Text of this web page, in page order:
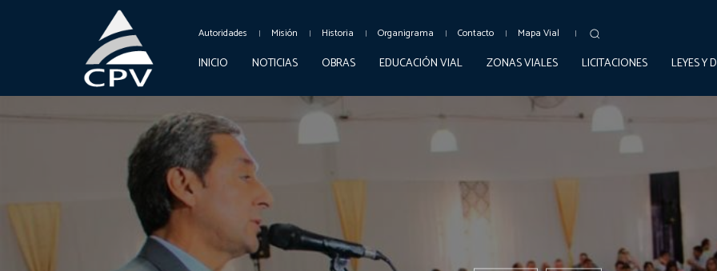
Autoridades Misión Historia Organigrama Contacto Mapa Vial
INICIO NOTICIAS OBRAS EDUCACIÓN VIAL ZONAS VIALES LICITACIONES LEYES Y